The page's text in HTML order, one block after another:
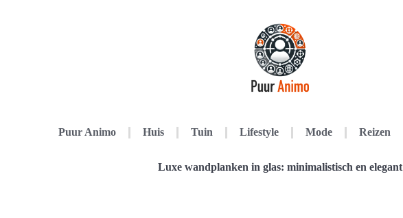
Puur Animo Huis Tuin Lifestyle Mode Reizen
Luxe wandplanken in glas: minimalistisch en elegant